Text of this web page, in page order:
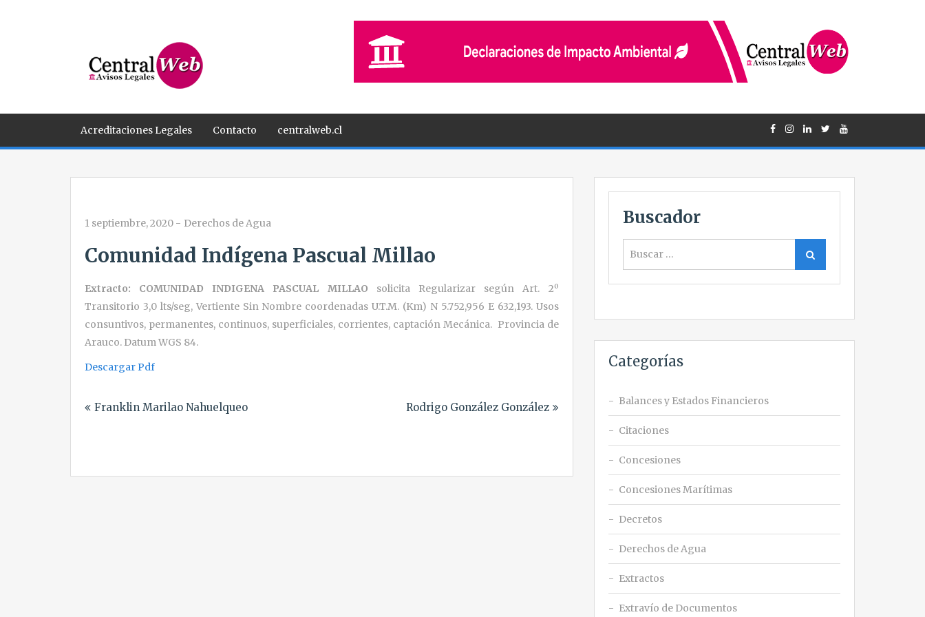
Acreditaciones Legales Contacto centralweb.cl
1 septiembre, 2020 - Derechos de Agua
Comunidad Indígena Pascual Millao
Extracto: COMUNIDAD INDIGENA PASCUAL MILLAO solicita Regularizar según Art. 2º
Transitorio 3,0 lts/seg, Vertiente Sin Nombre coordenadas U.T.M. (Km) N 5.752,956 E 632,193. Usos
consuntivos, permanentes, continuos, superficiales, corrientes, captación Mecánica. Provincia de
Arauco. Datum WGS 84.
Descargar Pdf
deFranklin Marilao Nahuelqueo Rodrigo González González
Buscador
Buscar
Categorías
Balances y Estados Financieros
Citaciones
Concesiones
Concesiones Marítimas
Decretos
Derechos de Agua
Extractos
Extravío de Documentos